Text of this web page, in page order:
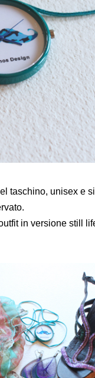
taschino, unisex e
in versione still